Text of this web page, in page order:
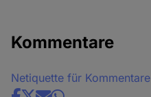
Kommentare
Netiquette für Kommentare